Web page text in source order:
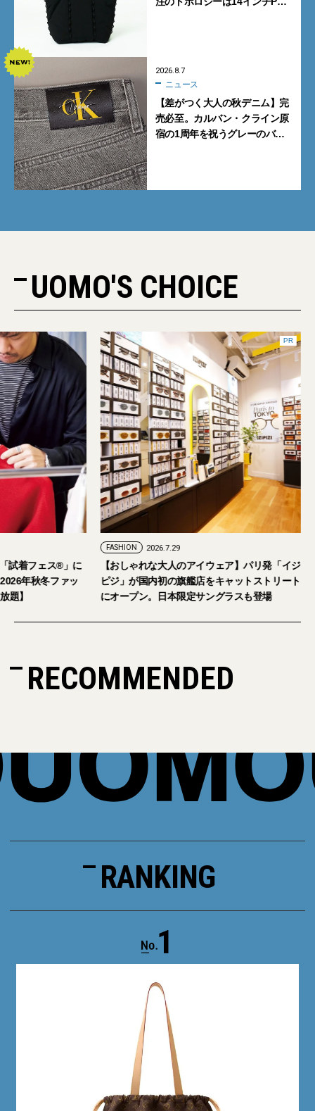
2026.8.7
ニュース
【差がつく大人の秋デニム】完
売必至。カルバン・クライン原
宿の1周年を祝うグレーのバ
UOMO'S CHOICE
試着フェス®︎」に
年秋冬ファッ
題】
PR
FASHION 2026.7.29
【おしゃれな大人のアイウェア】パリ発「イジ
ピジ」が国内初の旗艦店をキャットストリート
にオープン。日本限定サングラスも登場
RECOMMENDED
RANKING
1